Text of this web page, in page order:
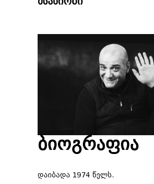
ბიოგრაფია
დაიბადა 1974 წელს.